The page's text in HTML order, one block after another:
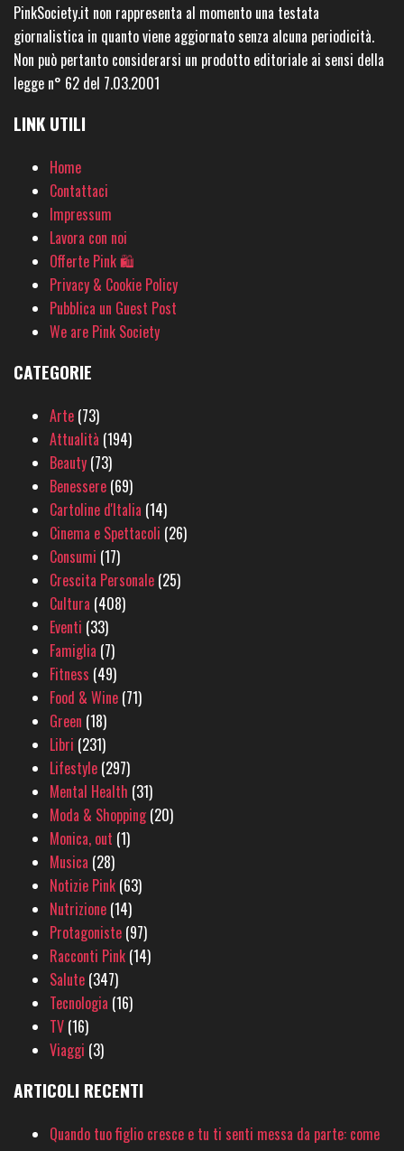
PinkSociety.it non rappresenta al momento una testata
giornalistica in quanto viene aggiornato senza alcuna periodicità.
Non può pertanto considerarsi un prodotto editoriale ai sensi della
legge n° 62 del 7.03.2001
LINK UTILI
Home
Contattaci
Impressum
Lavora con noi
Offerte Pink 🛍
Privacy & Cookie Policy
Pubblica un Guest Post
We are Pink Society
CATEGORIE
Arte (73)
Attualità (194)
Beauty (73)
Benessere (69)
Cartoline d'Italia (14)
Cinema e Spettacoli (26)
Consumi (17)
Crescita Personale (25)
Cultura (408)
Eventi (33)
Famiglia (7)
Fitness (49)
Food & Wine (71)
Green (18)
Libri (231)
Lifestyle (297)
Mental Health (31)
Moda & Shopping(20)
Monica, out (1)
Musica (28)
Notizie Pink (63)
Nutrizione (14)
Protagoniste (97)
Racconti Pink (14)
Salute (347)
Tecnologia (16)
TV (16)
Viaggi (3)
ARTICOLI RECENTI
Quando tuo figlio cresce e tu ti senti messa da parte: come